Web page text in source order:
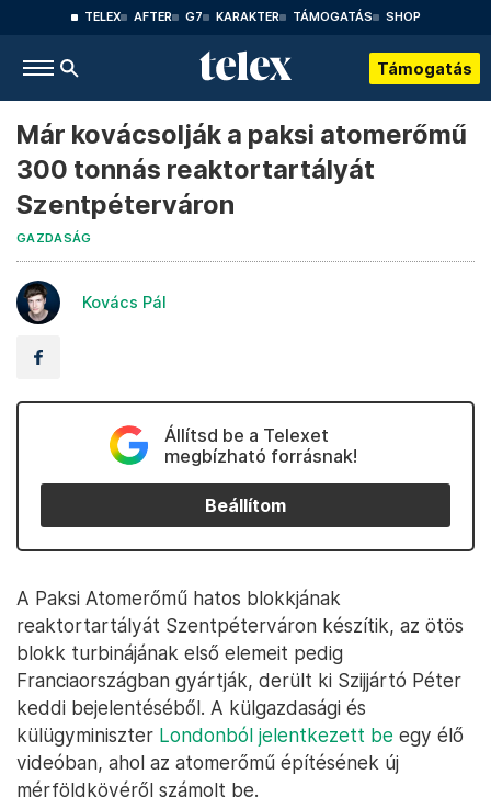
TELEX AFTER G7 KARAKTER TÁMOGATÁS SHOP
Támogatás
Már kovácsolják a paksi atomerőmű
300 tonnás reaktortartályát
Szentpéterváron
GAZDASÁG
Kovács Pál
Állítsd be a Telexet
megbízható forrásnak!
Beállítom
A Paksi Atomerőmű hatos blokkjának
reaktortartályát Szentpéterváron készítik, az ötös
blokk turbinájának első elemeit pedig
Franciaországban gyártják, derült ki Szijjártó Péter
keddi bejelentéséből. A külgazdasági és
külügyminiszter Londonból jelentkezett be egy élő
videóban, ahol az atomerőmű építésének új
mérföldkövéről számolt be.